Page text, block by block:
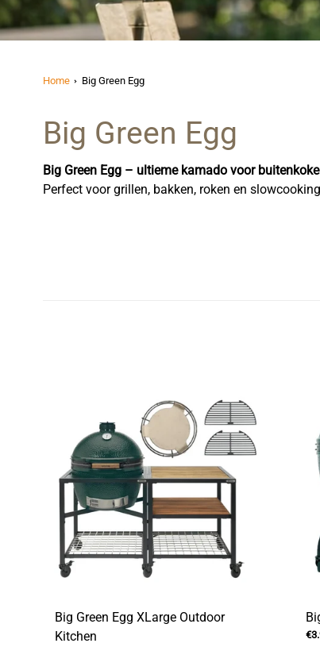
Home Big Green Egg
Big Green Egg
Big Green Egg – ultieme kamado voor
Perfect voor grillen, bakken, roken en
Big Green Egg XLarge Outdoor
Kitchen